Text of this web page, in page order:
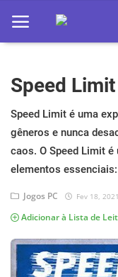
Home
Apps
Ebooks
Games
Web
Música
Jogos hoje na TV
Speed Limit
Speed Limit é uma
gêneros e nunca
caos. O Speed Limit
elementos
Jogos PC Fev 18, 2021
Adicionar à Lista de